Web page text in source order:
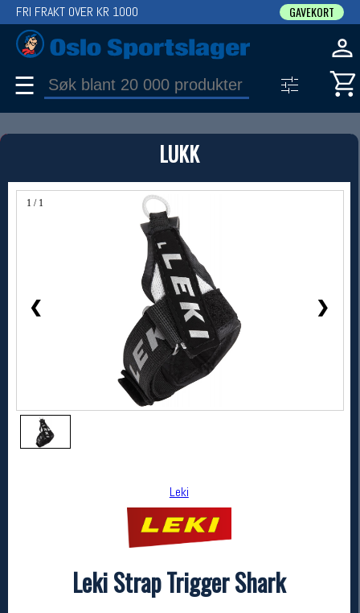
LUKK
1 / 1
❮ ❯
Leki
Leki Strap Trigger Shark
FRI FRAKT OVER KR 1000 GAVEKORT
☰
PRODUKT
Produkter (1)
Bruk filter til å spisse søket
Leki
Leki Strap Trigger Shark